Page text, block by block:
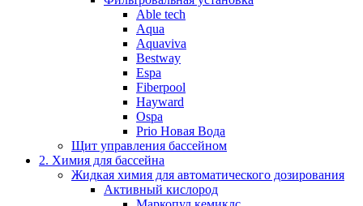
Able tech
Aqua
Aquaviva
Bestway
Espa
Fiberpool
Hayward
Ospa
Prio Новая Вода
Щит управления бассейном
2. Химия для бассейна
Жидкая химия для автоматического дозирования
Активный кислород